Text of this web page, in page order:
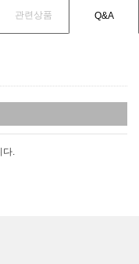
관련상품 Q&A
다.